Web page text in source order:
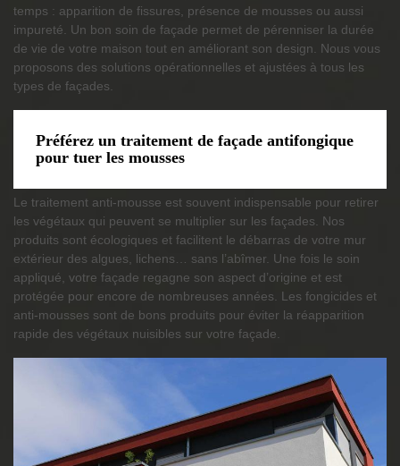
temps : apparition de fissures, présence de mousses ou aussi
impureté. Un bon soin de façade permet de pérenniser la durée
de vie de votre maison tout en améliorant son design. Nous vous
proposons des solutions opérationnelles et ajustées à tous les
types de façades.
Préférez un traitement de façade antifongique
pour tuer les mousses
Le traitement anti-mousse est souvent indispensable pour retirer
les végétaux qui peuvent se multiplier sur les façades. Nos
produits sont écologiques et facilitent le débarras de votre mur
extérieur des algues, lichens… sans l’abîmer. Une fois le soin
appliqué, votre façade regagne son aspect d’origine et est
protégée pour encore de nombreuses années. Les fongicides et
anti-mousses sont de bons produits pour éviter la réapparition
rapide des végétaux nuisibles sur votre façade.